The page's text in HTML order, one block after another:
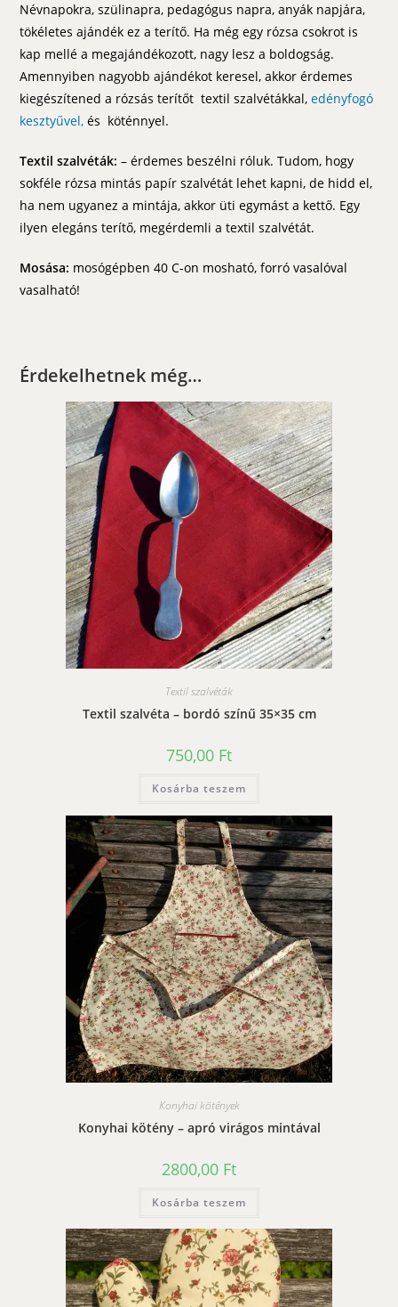
Névnapokra, szülinapra, pedagógus napra, anyák napjára,
tökéletes ajándék ez a terítő. Ha még egy rózsa csokrot is
kap mellé a megajándékozott, nagy lesz a boldogság.
Amennyiben nagyobb ajándékot keresel, akkor érdemes
kiegészítened a rózsás terítőt textil szalvétákkal,edényfogó
kesztyűvel, és köténnyel.
Textil szalvéták: – érdemes beszélni róluk. Tudom, hogy
sokféle rózsa mintás papír szalvétát lehet kapni, de hidd el,
ha nem ugyanez a mintája, akkor üti egymást a kettő. Egy
ilyen elegáns terítő, megérdemli a textil szalvétát.
Mosása: mosógépben 40 C-on mosható, forró vasalóval
vasalható!
Érdekelhetnek még…
Textil szalvéták
Textil szalvéta – bordó színű 35×35 cm
750,00 Ft
Kosárba teszem
Konyhai kötények
Konyhai kötény – apró virágos mintával
2800,00 Ft
Kosárba teszem